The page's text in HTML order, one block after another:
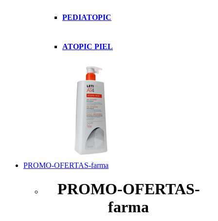
PEDIATOPIC
ATOPIC PIEL
PROMO-OFERTAS-farma
PROMO-OFERTAS-
farma